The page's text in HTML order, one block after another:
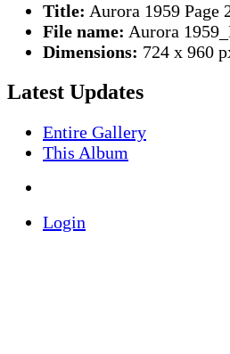
Title: Aurora 1959 Page
File name: Aurora
Dimensions: 724 x 960
Latest Updates
Entire Gallery
This Album
Login